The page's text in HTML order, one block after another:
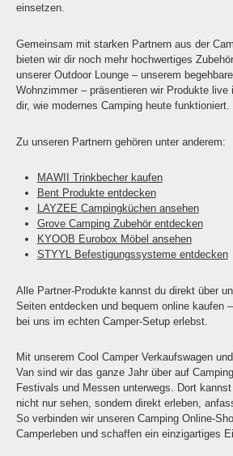
einsetzen.
Gemeinsam mit starken Partnern aus der
bieten wir dir noch mehr hochwertiges
unserer Outdoor Lounge – unserem
Wohnzimmer – präsentieren wir Produkte
dir, wie modernes Camping heute funktioniert.
Zu unseren Partnern gehören unter anderem:
MAWII Trinkbecher kaufen
Bent Produkte entdecken
LAYZEE Campingküchen ansehen
Grove Camping Zubehör entdecken
KYOOB Eurobox Möbel ansehen
STYYL Befestigungssysteme entdecken
Alle Partner-Produkte kannst du direkt über
Seiten entdecken und bequem online kaufen
bei uns im echten Camper-Setup erlebst.
Mit unserem Cool Camper Verkaufswagen
Van sind wir das ganze Jahr über auf
Festivals und Messen unterwegs. Dort
nicht nur sehen, sondern direkt erleben,
So verbinden wir unseren Camping Online-
Camperleben und schaffen ein einzigartiges